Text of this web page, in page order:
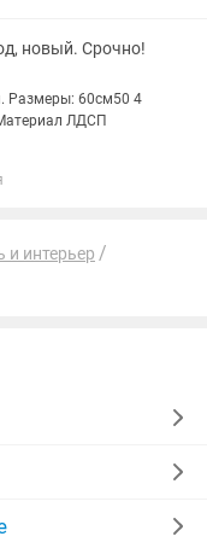
новый. Срочно!
ЛДСП
и интерьер